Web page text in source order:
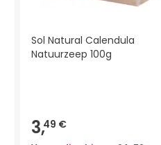
Sol Natural Calendula
Natuurzeep 100g
3,49 €